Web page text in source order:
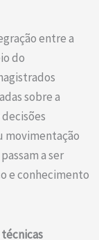
entre a
do
sobre a
movimentação
a ser
e conhecimento